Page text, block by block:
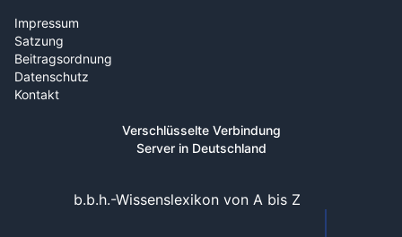
Impressum
Satzung
Beitragsordnung
Datenschutz
Kontakt
Verschlüsselte Verbindung
Server in Deutschland
b.b.h.-Wissenslexikon von A bis Z